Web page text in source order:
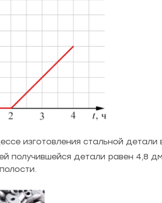
изготовления стальной
получившейся детали равен 4,8 дм